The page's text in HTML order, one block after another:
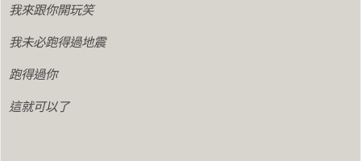
我來跟你開玩笑
我未必跑得過地震
跑得過你
這就可以了